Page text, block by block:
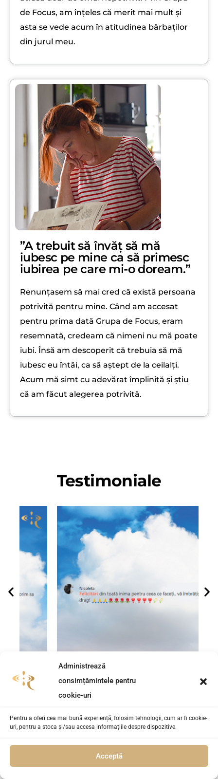
Administrează
consimțămintele pentru
cookie-uri
Pentru a oferi cea mai bună experiență, folosim tehnologii, cum ar fi cookie-
uri, pentru a stoca și/sau accesa informațiile despre dispozitive.
Acceptă
de Focus, am înțeles că merit mai mult și
asta se vede acum în atitudinea bărbaților
din jurul meu.
”A trebuit să învăț să mă
iubesc pe mine ca să primesc
iubirea pe care mi-o doream.”
Renunțasem să mai cred că există persoana
potrivită pentru mine. Când am accesat
pentru prima dată Grupa de Focus, eram
resemnată, credeam că nimeni nu mă poate
iubi. Însă am descoperit că trebuia să mă
iubesc eu întâi, ca să aștept de la ceilalți.
Acum mă simt cu adevărat împlinită și știu
că am făcut alegerea potrivită.
Testimoniale
De încredere pentru instituțiile guvernamentale și
companii din Forbes 500 România care își doresc
dezvoltarea oamenilor de pretutindeni